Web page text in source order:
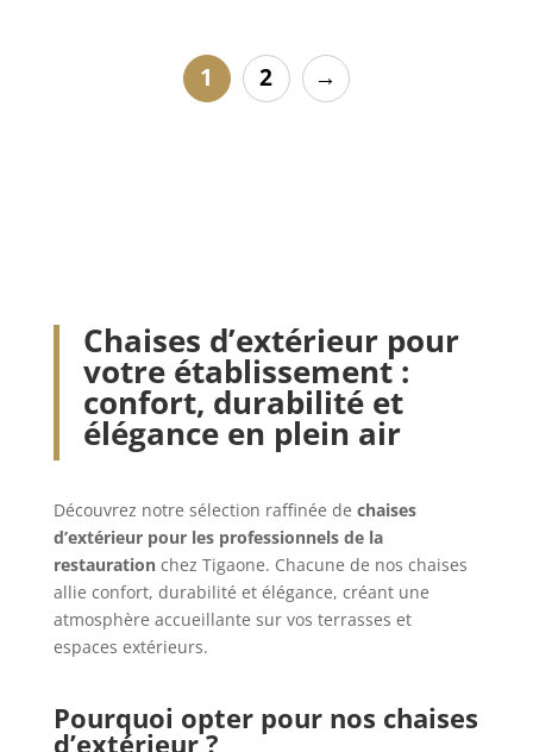
page
du
produit
variations.
Les
page
du
produit
1 2 →
Chaises d’extérieur pour
votre établissement :
confort, durabilité et
élégance en plein air
Découvrez notre sélection raffinée de chaises
d’extérieur pour les professionnels de la
restaurationchez Tigaone. Chacune de nos chaises
allie confort, durabilité et élégance, créant une
atmosphère accueillante sur vos terrasses et
espaces extérieurs.
Pourquoi opter pour nos chaises
d’extérieur ?